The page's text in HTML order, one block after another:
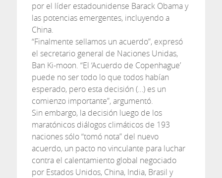
por el líder estadounidense Barack Obama y
las potencias emergentes, incluyendo a
China.
“Finalmente sellamos un acuerdo”, expresó
el secretario general de Naciones Unidas,
Ban Ki-moon. “El ‘Acuerdo de Copenhague’
puede no ser todo lo que todos habían
esperado, pero esta decisión (…) es un
comienzo importante”, argumentó.
Sin embargo, la decisión luego de los
maratónicos diálogos climáticos de 193
naciones sólo “tomó nota” del nuevo
acuerdo, un pacto no vinculante para luchar
contra el calentamiento global negociado
por Estados Unidos, China, India, Brasil y